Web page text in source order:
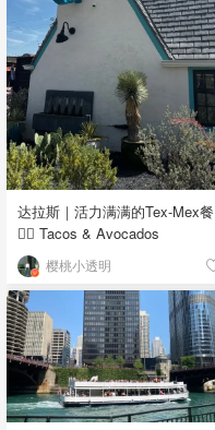
达拉斯｜活力满满的Tex-Mex餐
👉🏼 Tacos & Avocados
樱桃小透明